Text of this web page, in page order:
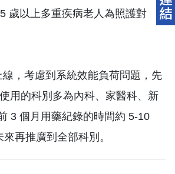
歲以上多重疾病老人為照護對
，考慮到系統效能負荷問題，先
用的科別多為內科、家醫科、新
3 個月用藥紀錄的時間約 5-10
再推廣到全部科別。